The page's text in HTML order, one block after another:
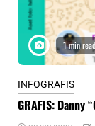
1 min read
INFOGRAFIS
GRAFIS: Danny